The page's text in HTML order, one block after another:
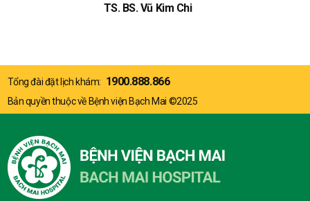
TS. BS. Phạm Trần Linh
Tổng đài đặt lịch khám: 1900.888.866
Bản quyền thuộc về Bệnh viện Bạch Mai ©2025